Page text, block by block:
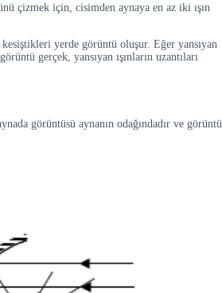
çizmek için, cisimden aynaya en az iki ışın
kesiştikleri yerde görüntü oluşur. Eğer yansıyan
gerçek, yansıyan ışınların uzantıları
görüntüsü aynanın odağındadır ve görüntü